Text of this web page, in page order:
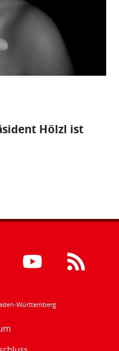
Hölzl ist
Württemberg